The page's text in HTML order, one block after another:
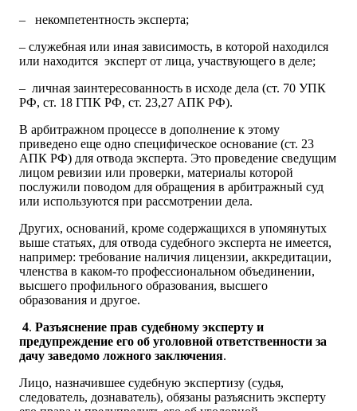
– некомпетентность эксперта;
– служебная или иная зависимость, в которой находился
или находится эксперт от лица, участвующего в деле;
– личная заинтересованность в исходе дела (ст. 70 УПК
РФ, ст. 18 ГПК РФ, ст. 23,27 АПК РФ).
В арбитражном процессе в дополнение к этому
приведено еще одно специфическое основание (ст. 23
АПК РФ) для отвода эксперта. Это проведение сведущим
лицом ревизии или проверки, материалы которой
послужили поводом для обращения в арбитражный суд
или используются при рассмотрении дела.
Других, оснований, кроме содержащихся в упомянутых
выше статьях, для отвода судебного эксперта не имеется,
например: требование наличия лицензии, аккредитации,
членства в каком-то профессиональном объединении,
высшего профильного образования, высшего
образования и другое.
4. Разъяснение прав судебному эксперту и
предупреждение его об уголовной ответственности за
дачу заведомо ложного заключения.
Лицо, назначившее судебную экспертизу (судья,
следователь, дознаватель), обязаны разъяснить эксперту